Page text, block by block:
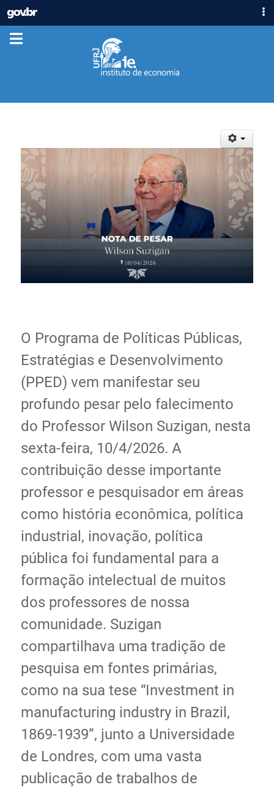
GOVBR
ACESSO À INFORMAÇÃO
Ministério da Defesa
Ministério das Relações Exteriores
Ministério da Economia
Ministério da Infraestrutura
Ministério da Agricultura, Pecuária e Abastecimento
Ministério da Educação
Ministério da Cidadania
Ministério de Minas e Energia
Ministério do Meio Ambiente
Ministério do Turismo
Ministério do Desenvolvimento Regional
Controladoria-Geral da União
Ministério da Mulher, da Família e dos Direitos Humanos
Secretaria-Geral
Gabinete de Segurança Institucional
Advocacia-Geral da União
Banco Central do Brasil
O Programa de Políticas Públicas,
Estratégias e Desenvolvimento
(PPED) vem manifestar seu
profundo pesar pelo falecimento
do Professor Wilson Suzigan, nesta
sexta-feira, 10/4/2026. A
contribuição desse importante
professor e pesquisador em áreas
como história econômica, política
industrial, inovação, política
pública foi fundamental para a
formação intelectual de muitos
dos professores de nossa
comunidade. Suzigan
compartilhava uma tradição de
pesquisa em fontes primárias,
como na sua tese “Investment in
manufacturing industry in Brazil,
1869-1939”, junto a Universidade
de Londres, com uma vasta
publicação de trabalhos de